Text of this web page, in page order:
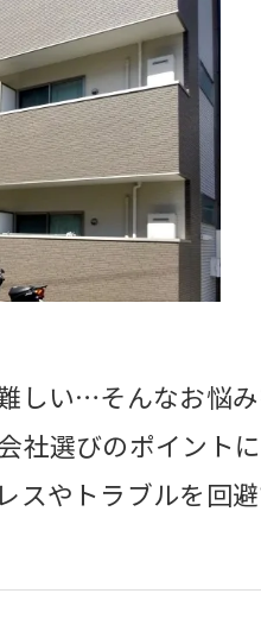
しい…そんなお悩
社選びのポイント
やトラブルを回避